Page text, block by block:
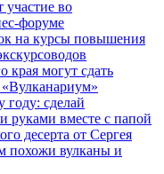
во
форуме
на курсы повышения
края могут сдать
году: сделай
руками вместе с папой
десерта от Сергея
похожи вулканы и